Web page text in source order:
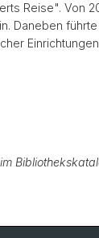
Reise". Von
Daneben